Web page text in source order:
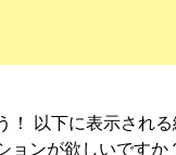
！ 以下に表示され
ンが欲しいです